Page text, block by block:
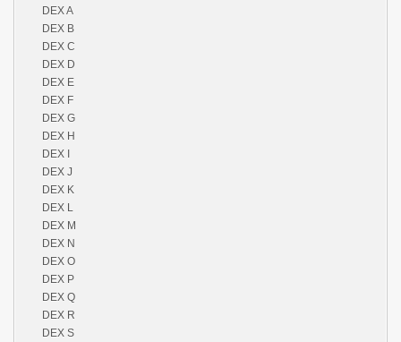
DEX A
DEX B
DEX C
DEX D
DEX E
DEX F
DEX G
DEX H
DEX I
DEX J
DEX K
DEX L
DEX M
DEX N
DEX O
DEX P
DEX Q
DEX R
DEX S